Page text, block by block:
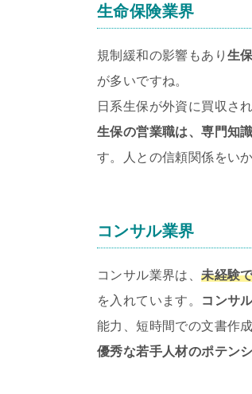
生命保険業界
規制緩和の影響もあり 生
が多いですね。
日系生保が外資に買収さ
生保の営業職は、専門知
す。人との信頼関係をい
コンサル業界
コンサル業界は、未経験
を入れています。
コンサ
能力、短時間での文書作
優秀な若手人材のポテン